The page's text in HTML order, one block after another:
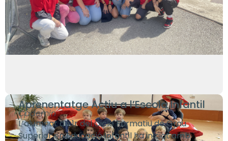
Aprenentatge Actiu a l’Escola Infantil
Cademin
L’alumnat de 1r del Cicle Formatiu de Grau
Superior en Educació Infantil ha iniciat amb